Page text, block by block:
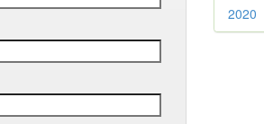
2020